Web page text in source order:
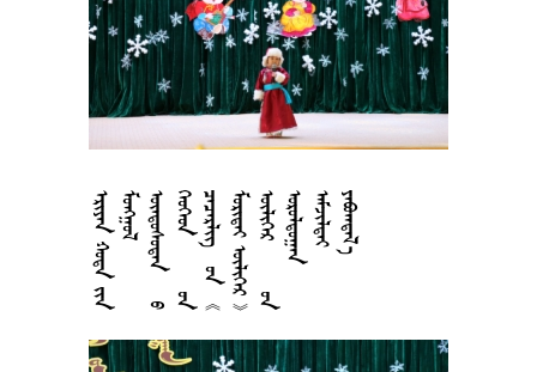






























































































 